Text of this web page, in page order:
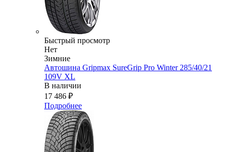
Быстрый просмотр
Нет
Зимние
Автошина Gripmax SureGrip Pro Winter 285/40/21
109V XL
В наличии
17 486 ₽
Подробнее